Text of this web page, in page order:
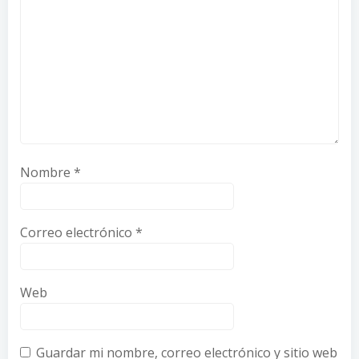
Nombre *
Correo electrónico *
Web
Guardar mi nombre, correo electrónico y sitio web